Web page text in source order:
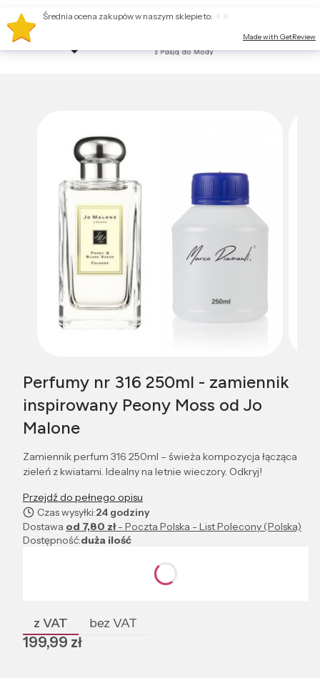
Perfumy nr 316 250ml - zamiennik
inspirowany Peony Moss od Jo
Malone
Zamiennik perfum 316 250ml – świeża kompozycja łącząca
zieleń z kwiatami. Idealny na letnie wieczory. Odkryj!
Przejdź do pełnego opisu
Czas wysyłki:24 godziny
Dostawa od 7,80 zł- Poczta Polska - List Polecony (Polska)
Dostępność:duża ilość
Poszczególne warianty mogą różnić się ceną
z VAT bez VAT
Cena
199,99 zł
Średnia ocena zakupów w naszym sklepie to:
Made with GetReview